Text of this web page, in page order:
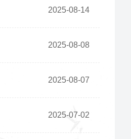
2025-08-14
2025-08-08
2025-08-07
2025-07-02